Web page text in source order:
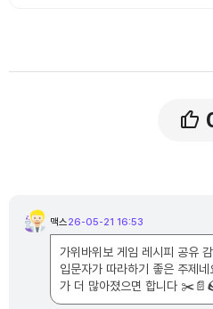
맥
스
맥스26-05-21 16:53
가위바위보 게임 레시피 공유
입문자가 따라하기 좋은 주제
가 더 많아졌으면 합니다